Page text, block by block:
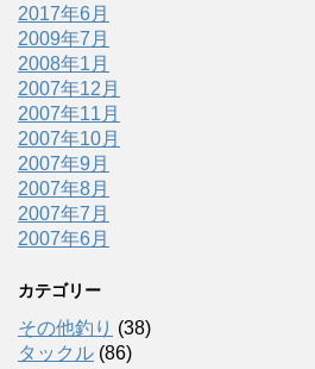
2017年6月
2009年7月
2008年1月
2007年12月
2007年11月
2007年10月
2007年9月
2007年8月
2007年7月
2007年6月
カテゴリー
その他釣り (38)
タックル (86)